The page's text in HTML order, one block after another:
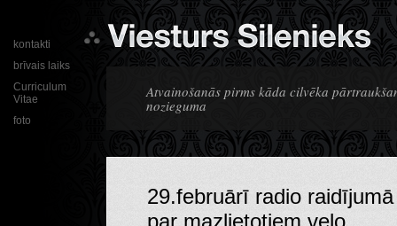
Atvainošanās pirms kāda cilvēka
nozieguma
kontakti
brīvais laiks
Curriculum
Vitae
foto
29.februārī radio raidījumā
par mazlietotiem velo